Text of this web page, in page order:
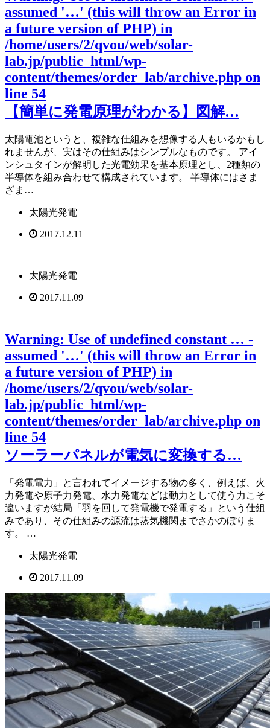
assumed '…' (this will throw an Error in
a future version of PHP) in
/home/users/2/qvou/web/solar-
lab.jp/public_html/wp-
content/themes/order_lab/archive.php on
line 54
【簡単に発電原理がわかる】図解…
太陽電池というと、複雑な仕組みを想像する人もいるかもし
れませんが、実はその仕組みはシンプルなものです。 アイ
ンシュタインが解明した光電効果を基本原理とし、2種類の
半導体を組み合わせて構成されています。 半導体にはさま
ざま…
太陽光発電
2017.12.11
太陽光発電
2017.11.09
Warning: Use of undefined constant … -
assumed '…' (this will throw an Error in
a future version of PHP) in
/home/users/2/qvou/web/solar-
lab.jp/public_html/wp-
content/themes/order_lab/archive.php on
line 54
ソーラーパネルが電気に変換する…
「発電電力」と言われてイメージする物の多く、例えば、火
力発電や原子力発電、水力発電などは動力として使う力こそ
違いますが結局「羽を回して発電機で発電する」という仕組
みであり、その仕組みの源流は蒸気機関までさかのぼりま
す。 …
太陽光発電
2017.11.09